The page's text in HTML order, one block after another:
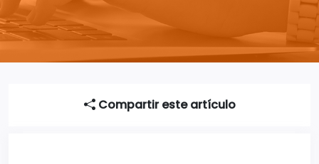
Compartir este artículo